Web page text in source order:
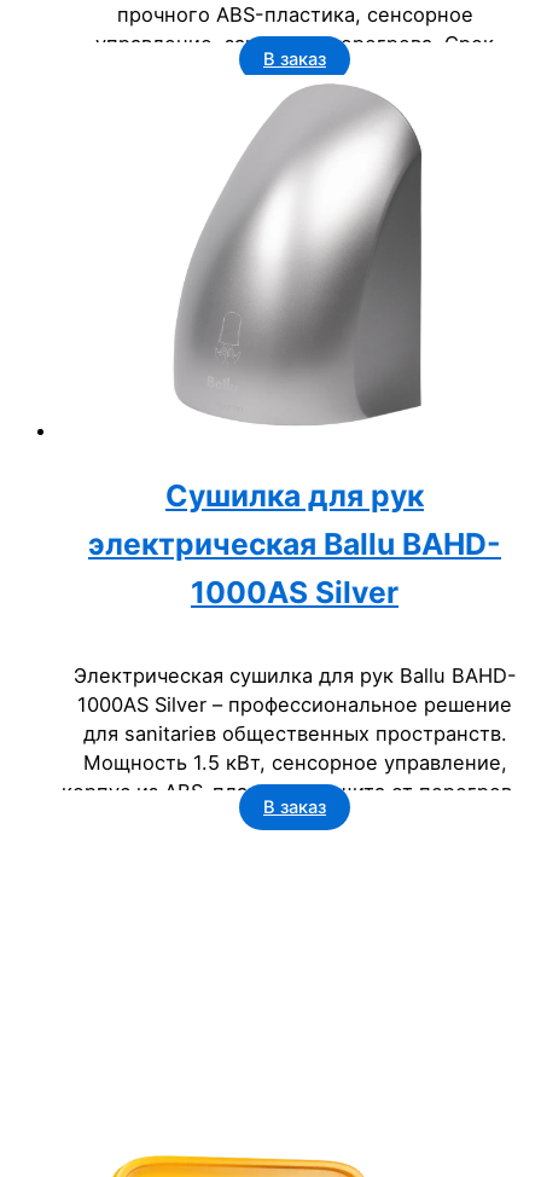
прочного ABS-пластика, сенсорное
управление, защита от перегрева. Срок
службы 5 лет, класс пылевлагозащищенности
IP23. Идеальна для офисов, гостиниц,
госучреждений.
В заказ
Сушилка для рук
электрическая Ballu BAHD-
1000AS Silver
Электрическая сушилка для рук Ballu BAHD-
1000AS Silver – профессиональное решение
для sanitariев общественных пространств.
Мощность 1.5 кВт, сенсорное управление,
корпус из ABS-пластика, защита от перегрева.
Срок службы 5 лет, класс IP23. Идеально для
В заказ